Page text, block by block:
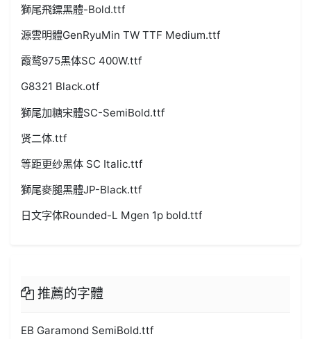
獅尾飛鏢黑體-Bold.ttf
源雲明體GenRyuMin TW TTF Medium.ttf
霞鹜975黑体SC 400W.ttf
G8321 Black.otf
獅尾加糖宋體SC-SemiBold.ttf
贤二体.ttf
等距更纱黑体 SC Italic.ttf
獅尾麥腿黑體JP-Black.ttf
日文字体Rounded-L Mgen 1p bold.ttf
推薦的字體
EB Garamond SemiBold.ttf